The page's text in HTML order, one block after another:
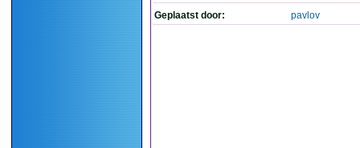
Geplaatst door: pavlov